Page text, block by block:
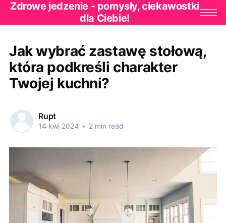
Zdrowe jedzenie - pomysły, ciekawostki
dla Ciebie!
Jak wybrać zastawę stołową,
która podkreśli charakter
Twojej kuchni?
Rupt
14 kwi 2024 • 2 min read